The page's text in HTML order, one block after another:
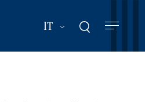
IT Mostra ulteriori